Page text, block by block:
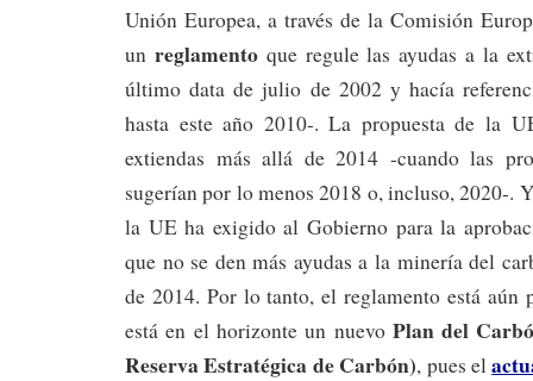
Unión Europea, a través de la Comisión
un reglamentoque regule las ayudas a la
último data de julio de 2002 y hacía
hasta este año 2010-. La propuesta de la
extiendas más allá de 2014 -cuando las
sugerían por lo menos 2018 o, incluso, 2020-.
la UE ha exigido al Gobierno para la
que no se den más ayudas a la minería del
de 2014. Por lo tanto, el reglamento está aún
está en el horizonte un nuevo Plan del
Reserva Estratégica de Carbón), pues el